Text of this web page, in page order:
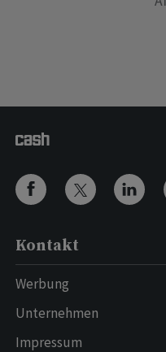
Kontakt
Werbung
Unternehmen
Impressum